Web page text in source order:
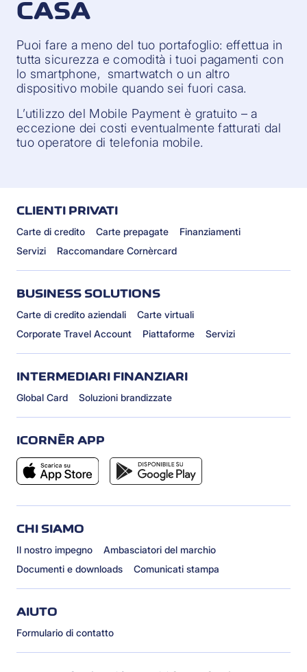
CASA
Puoi fare a meno del tuo portafoglio: effettua in
tutta sicurezza e comodità i tuoi pagamenti con
lo smartphone, smartwatch o un altro
dispositivo mobile quando sei fuori casa.
L’utilizzo del Mobile Payment è gratuito – a
eccezione dei costi eventualmente fatturati dal
tuo operatore di telefonia mobile.
CLIENTI PRIVATI
Carte di credito Carte prepagate
Finanziamenti
Servizi
Raccomandare Cornèrcard
BUSINESS SOLUTIONS
Carte di credito aziendali
Carte virtuali
Corporate Travel Account
Piattaforme Servizi
INTERMEDIARI FINANZIARI
Global Card Soluzioni brandizzate
ICORNÈR APP
CHI SIAMO
Il nostro impegno
Ambasciatori del marchio
Documenti e downloads
Comunicati stampa
AIUTO
Formulario di contatto